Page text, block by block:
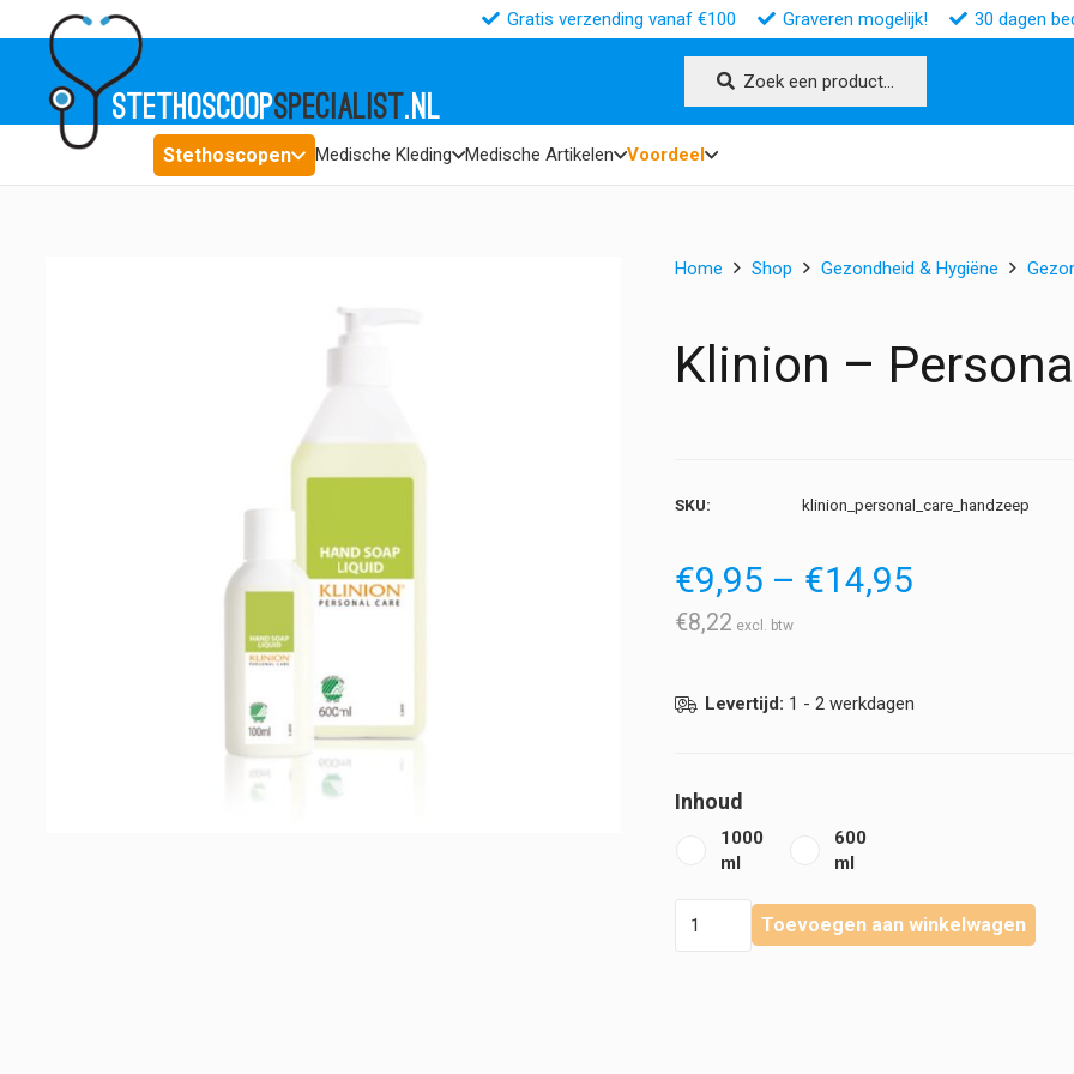
Gratis verzending vanaf €100 Graveren mogelijk! 30 dagen
STETHOSCOOPSPECIALIST.NL
Zoek een product…
Stethoscopen Medische Kleding Medische Artikelen Voordeel
Home Shop Gezondheid & Hygiëne
Klinion –
SKU: klinion_personal_care_handzeep
€9,95 – €14,95
€8,22
Levertijd: 1 - 2 werkdagen
Inhoud
1000
ml
600
ml
Toevoegen aan winkelwagen